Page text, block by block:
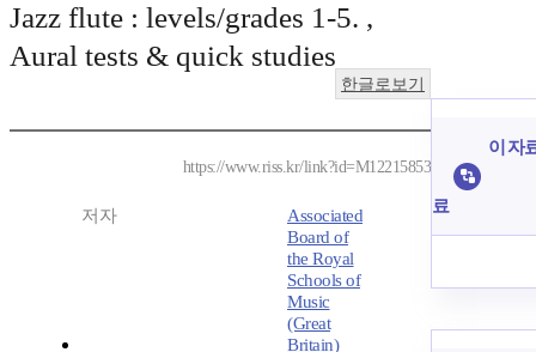
Jazz flute : levels/grades 1-5. ,
Aural tests & quick studies
한글로보기
https://www.riss.kr/link?id=M12215853
저자
Associated
Board of
the Royal
Schools of
Music
(Great
Britain)
이 자
료